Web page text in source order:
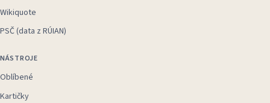
Wikiquote
PSČ (data z RÚIAN)
NÁSTROJE
Oblíbené
Kartičky